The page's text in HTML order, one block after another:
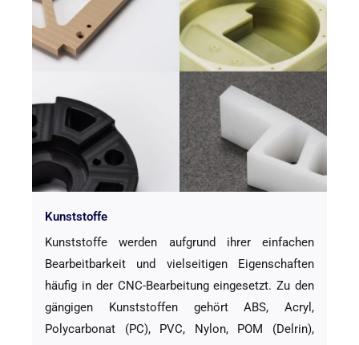
Kunststoffe
Kunststoffe werden aufgrund ihrer einfachen
Bearbeitbarkeit und vielseitigen Eigenschaften
häufig in der CNC-Bearbeitung eingesetzt. Zu den
gängigen Kunststoffen gehört ABS, Acryl,
Polycarbonat (PC), PVC, Nylon, POM (Delrin),